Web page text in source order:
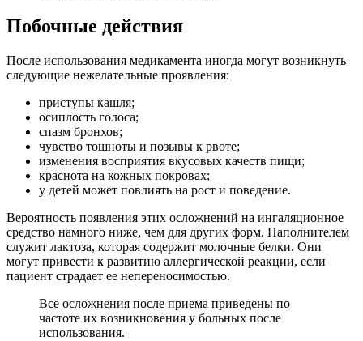
Побочные действия
После использования медикамента иногда могут возникнуть
следующие нежелательные проявления:
приступы кашля;
осиплость голоса;
спазм бронхов;
чувство тошноты и позывы к рвоте;
изменения восприятия вкусовых качеств пищи;
краснота на кожных покровах;
у детей может повлиять на рост и поведение.
Вероятность появления этих осложнений на ингаляционное
средство намного ниже, чем для других форм. Наполнителем
служит лактоза, которая содержит молочные белки. Они
могут привести к развитию аллергической реакции, если
пациент страдает ее непереносимостью.
Все осложнения после приема приведены по
частоте их возникновения у больных после
использования.